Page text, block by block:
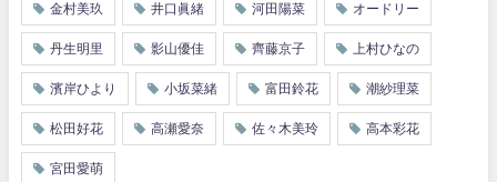
金村美玖 井口眞緒 河田陽菜 オードリー
丹生明里 影山優佳 齊藤京子 上村ひなの
濱岸ひより 小坂菜緒 富田鈴花 潮紗理菜
松田好花 高瀬愛奈 佐々木美玲 高本彩花
宮田愛萌